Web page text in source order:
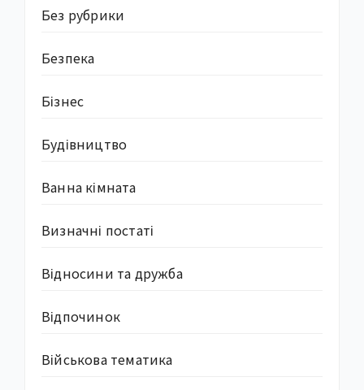
Без рубрики
Безпека
Бізнес
Будівництво
Ванна кімната
Визначні постаті
Відносини та дружба
Відпочинок
Військова тематика